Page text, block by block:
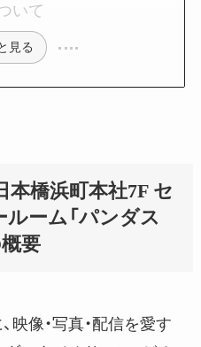
いて
見る
本橋浜町本社7F セ
ルーム「パンダス
要
映像・写真・配信を愛す